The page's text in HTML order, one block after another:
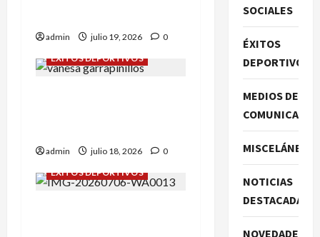
admin julio 19, 2026
0
ÉXITOS DEPORTIVOS
admin julio 18, 2026
0
ÉXITOS DEPORTIVOS
SOCIALES
ÉXITOS
DEPORTIVOS
MEDIOS DE
MISCELÁNEA
NOTICIAS
DESTACADAS
NOVEDADES